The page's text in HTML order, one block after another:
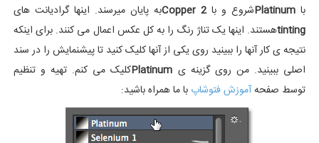
با Platinumشروع و با Copper 2به پایان میرسند. اینها گرادیانت های
tintingهستند. اینها یک تناژ رنگ را به کل عکس اعمال می کنند. برای اینکه
نتیجه ی کار آنها را ببینید روی یکی از آنها کلیک کنید تا پیشنمایش را در سند
اصلی ببینید. من روی گزینه ی Platinumکلیک می کنم. تهیه و تنظیم
توسط صفحهآموزش فتوشاپ با ما همراه باشید: